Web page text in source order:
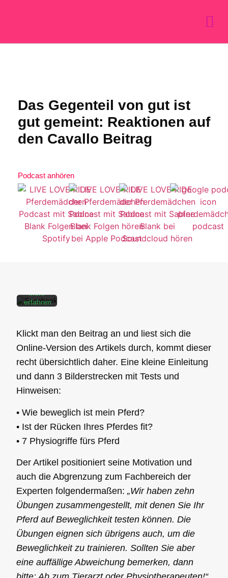
Das Gegenteil von gut ist
gut gemeint: Reaktionen auf
den Cavallo Beitrag
Podcast anhören
Mit dem
Laden
Beitrags
Mehr
erfahren
laden
Facebook-
Beiträge
immer
entsperren
Klickt man den Beitrag an und liest sich die
Online-Version des Artikels durch, kommt dieser
recht übersichtlich daher. Eine kleine Einleitung
und dann 3 Bilderstrecken mit Tests und
Hinweisen:
• Wie beweglich ist mein Pferd?
• Ist der Rücken Ihres Pferdes fit?
• 7 Physiogriffe fürs Pferd
Der Artikel positioniert seine Motivation und
auch die Abgrenzung zum Fachbereich der
Experten folgendermaßen: „Wir haben zehn
Übungen zusammengestellt, mit denen Sie Ihr
Pferd auf Beweglichkeit testen können. Die
Übungen eignen sich übrigens auch, um die
Beweglichkeit zu trainieren. Sollten Sie aber
eine auffällige Abweichung bemerken, dann